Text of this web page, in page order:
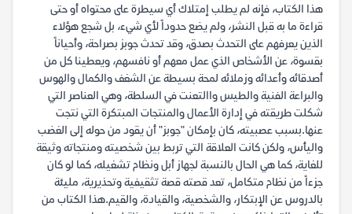
هذا الكتاب، فإنه لم يطلب إمتلاك أي سيطرة على محتواه أو حتى
قراءة ما به قبل النشر، ولم يضع حدوداً لأي شيء، بل شجع هؤلاء
الذين يعرفهم على التحدث بصدق، وقد تحدث جوبز بصراحة، وأحياناً
بقسوة، عن الأشخاص الذي عمل معهم أو نافسهم، ويعطينا كل من
أصدقائه وأعدائه وزملائه لمحة بسيطة عن الشغف والكمال والهوس
والبراعة الفنية والطيس واالتعنت في السلطة، وهي العناصر التي
شكلت طريقته في إدارة الأعمال والمنتجات المبتكرة التي نتجت
عنها.بسبب عصبيته، كان بإمكان "جوبز" أن يقود من حوله إلى الغضب
واليأس، ولكن كانت العلاقة التي تربط بين شخصيته ومنتجاته وثيقة
للغاية، كما هي الحال بالنسبة لجهاز أبل ونظام تشغيله، كما لو كان
جزءاً من نظام متكامل، تعد قصته قصة تثقيفية وتحذيرية، مليئة
بالدروس عن الإبتكار، والشخصية، والقيادة، والقيم.هذا الكتاب من